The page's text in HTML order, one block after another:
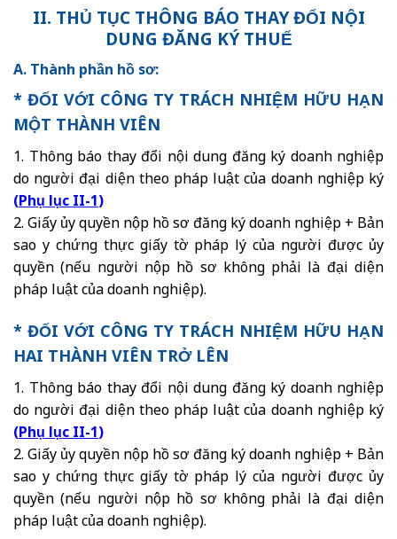
II. THỦ TỤC THÔNG BÁO THAY ĐỔI NỘI
DUNG ĐĂNG KÝ THUẾ
A. Thành phần hồ sơ:
* ĐỐI VỚI CÔNG TY TRÁCH NHIỆM HỮU HẠN
MỘT THÀNH VIÊN
1. Thông báo thay đổi nội dung đăng ký doanh nghiệp
do người đại diện theo pháp luật của doanh nghiệp ký
(Phụ lục II-1)
2. Giấy ủy quyền nộp hồ sơ đăng ký doanh nghiệp + Bản
sao y chứng thực giấy tờ pháp lý của người được ủy
quyền (nếu người nộp hồ sơ không phải là đại diện
pháp luật của doanh nghiệp).
* ĐỐI VỚI CÔNG TY TRÁCH NHIỆM HỮU HẠN
HAI THÀNH VIÊN TRỞ LÊN
1. Thông báo thay đổi nội dung đăng ký doanh nghiệp
do người đại diện theo pháp luật của doanh nghiệp ký
(Phụ lục II-1)
2. Giấy ủy quyền nộp hồ sơ đăng ký doanh nghiệp + Bản
sao y chứng thực giấy tờ pháp lý của người được ủy
quyền (nếu người nộp hồ sơ không phải là đại diện
pháp luật của doanh nghiệp).